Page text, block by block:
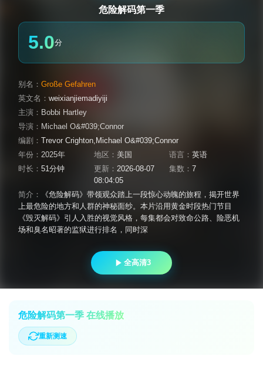
危险解码第一季
5.0分
别名： Große Gefahren
英文名： weixianjiemadiyiji
主演： Bobbi Hartley
导演： Michael O&#039;Connor
编剧： Trevor Crighton,Michael O&#039;Connor
年份： 2025年 地区： 美国 语言：英语
时长： 51分钟 更新： 2026-08-07
08:04:05
集数：7
简介：
《危险解码》带领观众踏上一段惊心动魄的旅程，揭开世界
上最危险的地方和人群的神秘面纱。本片沿用黄金时段热门节目
《毁灭解码》引人入胜的视觉风格，每集都会对致命公路、险恶机
场和臭名昭著的监狱进行排名，同时深
全高清3
危险解码第一季 在线播放
重新测速